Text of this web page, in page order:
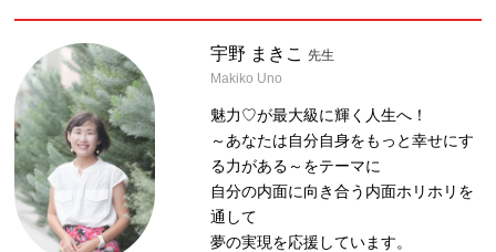
宇野 まきこ
先生
Makiko Uno
魅力♡が最大級に輝く人生へ！
～あなたは自分自身をもっと幸せにす
る力がある～をテーマに
自分の内面に向き合う内面ホリホリを
通して
夢の実現を応援しています。